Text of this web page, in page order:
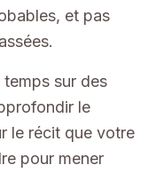
et pas
sur des
le
le récit que votre
pour mener